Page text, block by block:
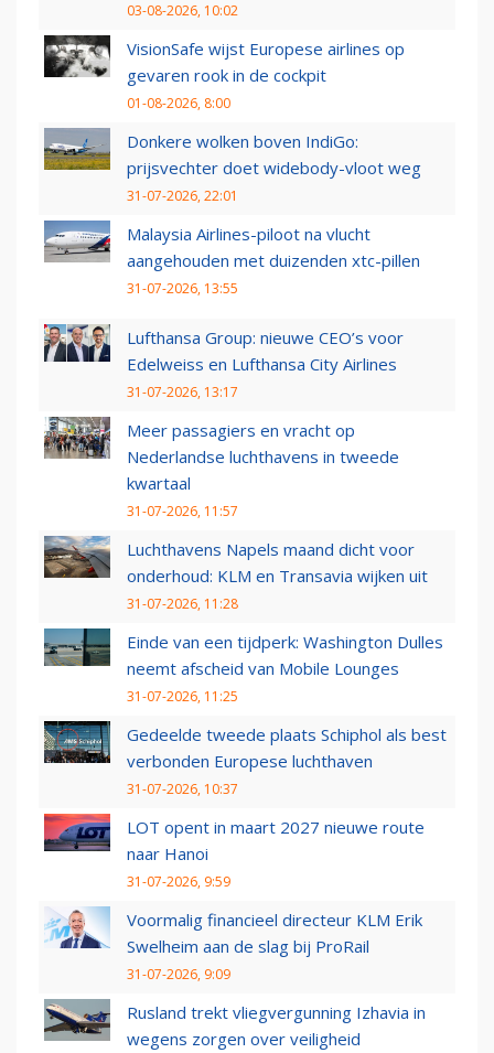
03-08-2026, 10:02
VisionSafe wijst Europese airlines op
gevaren rook in de cockpit
01-08-2026, 8:00
Donkere wolken boven IndiGo:
prijsvechter doet widebody-vloot weg
31-07-2026, 22:01
Malaysia Airlines-piloot na vlucht
aangehouden met duizenden xtc-pillen
31-07-2026, 13:55
Lufthansa Group: nieuwe CEO’s voor
Edelweiss en Lufthansa City Airlines
31-07-2026, 13:17
Meer passagiers en vracht op
Nederlandse luchthavens in tweede
kwartaal
31-07-2026, 11:57
Luchthavens Napels maand dicht voor
onderhoud: KLM en Transavia wijken uit
31-07-2026, 11:28
Einde van een tijdperk: Washington Dulles
neemt afscheid van Mobile Lounges
31-07-2026, 11:25
Gedeelde tweede plaats Schiphol als best
verbonden Europese luchthaven
31-07-2026, 10:37
LOT opent in maart 2027 nieuwe route
naar Hanoi
31-07-2026, 9:59
Voormalig financieel directeur KLM Erik
Swelheim aan de slag bij ProRail
31-07-2026, 9:09
Rusland trekt vliegvergunning Izhavia in
wegens zorgen over veiligheid